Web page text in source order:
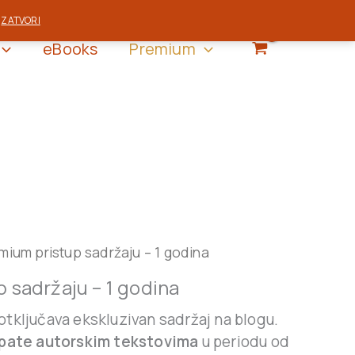
ZATVORI
eBooks Premium
pristup sadržaju – 1 godina
sadržaju – 1 godina
ekskluzivan sadržaj na blogu.
autorskim tekstovima u periodu od
RSD.
Current
is:
4.800 RSD.